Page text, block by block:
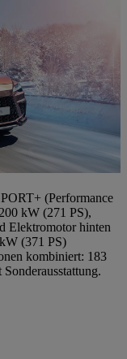
(Performance
kW (271 PS),
Elektromotor hinten
(371 PS)
kombiniert: 183